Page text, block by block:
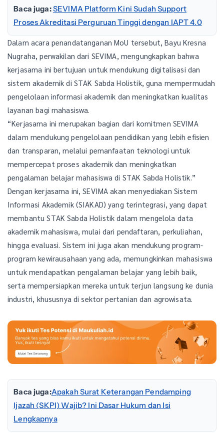
Baca juga:SEVIMA Platform Kini Sudah Support
Proses Akreditasi Perguruan Tinggi dengan IAPT 4.0
Dalam acara penandatanganan MoU tersebut, Bayu Kresna
Nugraha, perwakilan dari SEVIMA, mengungkapkan bahwa
kerjasama ini bertujuan untuk mendukung digitalisasi dan
sistem akademik di STAK Sabda Holistik, guna mempermudah
pengelolaan informasi akademik dan meningkatkan kualitas
layanan bagi mahasiswa.
“Kerjasama ini merupakan bagian dari komitmen SEVIMA
dalam mendukung pengelolaan pendidikan yang lebih efisien
dan transparan, melalui pemanfaatan teknologi untuk
mempercepat proses akademik dan meningkatkan
pengalaman belajar mahasiswa di STAK Sabda Holistik.”
Dengan kerjasama ini, SEVIMA akan menyediakan Sistem
Informasi Akademik (SIAKAD) yang terintegrasi, yang dapat
membantu STAK Sabda Holistik dalam mengelola data
akademik mahasiswa, mulai dari pendaftaran, perkuliahan,
hingga evaluasi. Sistem ini juga akan mendukung program-
program kewirausahaan yang ada, memungkinkan mahasiswa
untuk mendapatkan pengalaman belajar yang lebih baik,
serta mempersiapkan mereka untuk terjun langsung ke dunia
industri, khususnya di sektor pertanian dan agrowisata.
Baca juga:Apakah Surat Keterangan Pendamping
Ijazah (SKPI) Wajib? Ini Dasar Hukum dan Isi
Lengkapnya